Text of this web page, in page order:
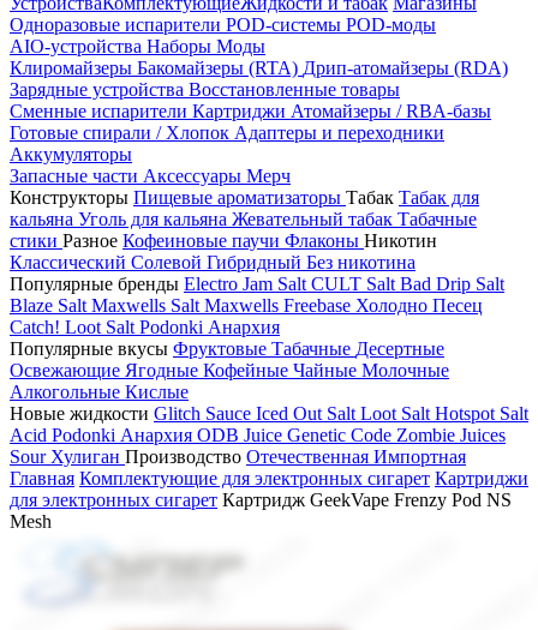
Одноразовые испарители POD-системы POD-моды
AIO-устройства Наборы Моды
Клиромайзеры Бакомайзеры (RTA) Дрип-атомайзеры (RDA)
Зарядные устройства Восстановленные товары
Сменные испарители Картриджи Атомайзеры / RBA-базы
Готовые спирали / Хлопок Адаптеры и переходники
Аккумуляторы
Запасные части Аксессуары Мерч
Конструкторы Пищевые ароматизаторы Табак Табак для
кальяна Уголь для кальяна Жевательный табак Табачные
стики Разное Кофеиновые паучи Флаконы Никотин
Классический Солевой Гибридный Без никотина
Популярные бренды Electro Jam Salt CULT Salt Bad Drip Salt
Blaze Salt Maxwells Salt Maxwells Freebase Холодно Песец
Catch! Loot Salt Podonki Анархия
Популярные вкусы Фруктовые Табачные Десертные
Освежающие Ягодные Кофейные Чайные Молочные
Алкогольные Кислые
Новые жидкости Glitch Sauce Iced Out Salt Loot Salt Hotspot Salt
Acid Podonki Анархия ODB Juice Genetic Code Zombie Juices
Sour Хулиган Производство Отечественная Импортная
Главная Комплектующие для электронных сигарет Картриджи
для электронных сигарет Картридж GeekVape Frenzy Pod NS
Mesh